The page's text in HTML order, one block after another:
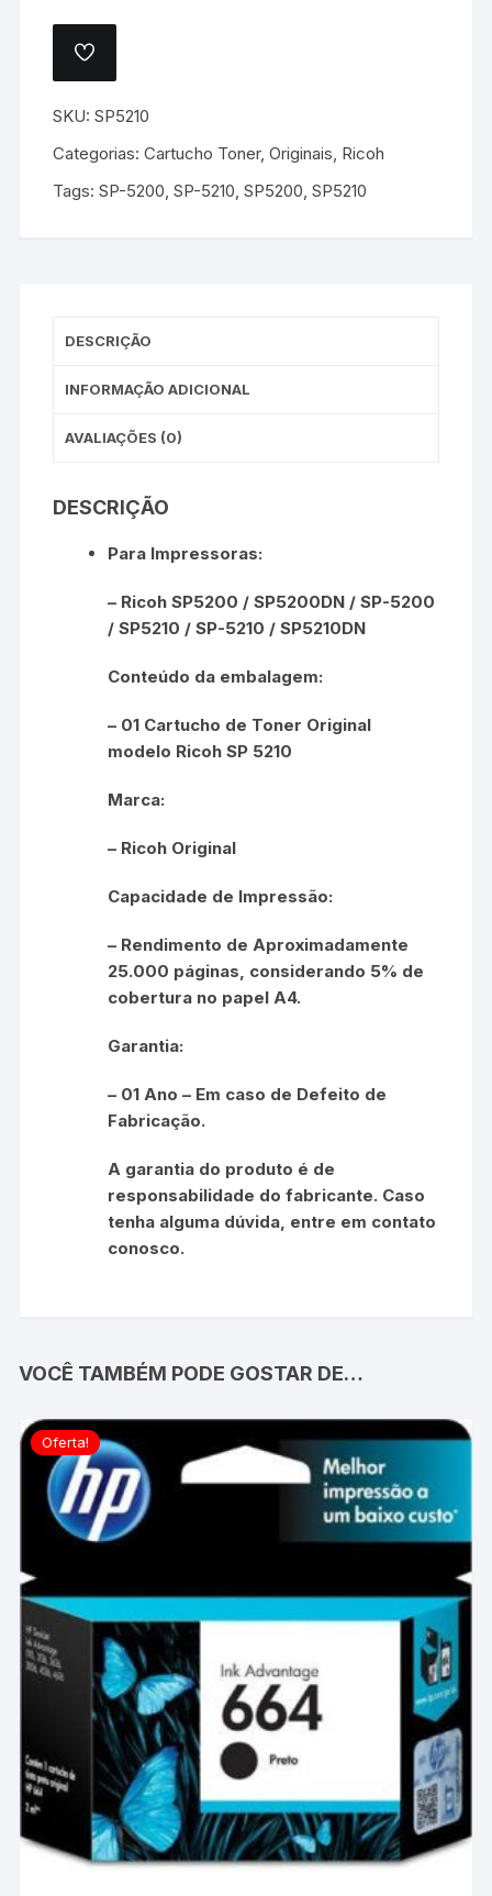
ADICIONAR
DE
DESEJOS.
SKU:SP5210
Categorias:Cartucho Toner,Originais, Ricoh
Tags:SP-5200,SP-5210,SP5200,SP5210
DESCRIÇÃO
INFORMAÇÃO ADICIONAL
AVALIAÇÕES (0)
DESCRIÇÃO
Para Impressoras:
– Ricoh SP5200 / SP5200DN / SP-5200
/ SP5210 / SP-5210 / SP5210DN
Conteúdo da embalagem:
– 01 Cartucho de Toner Original
modelo Ricoh SP 5210
Marca:
– Ricoh Original
Capacidade de Impressão:
– Rendimento de Aproximadamente
25.000 páginas, considerando 5% de
cobertura no papel A4.
Garantia:
– 01 Ano – Em caso de Defeito de
Fabricação.
A garantia do produto é de
responsabilidade do fabricante. Caso
tenha alguma dúvida, entre em contato
conosco.
VOCÊ TAMBÉM PODE GOSTAR DE…
Oferta!